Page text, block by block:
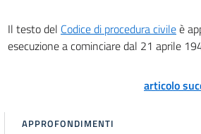
art. 20
art. 24
Il testo del Codice di procedura civileè
esecuzione a cominciare dal 21 aprile
articolo
APPROFONDIMENTI